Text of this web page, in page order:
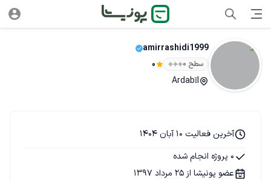
amirrashidi1999
سطح ۰ 0
Ardabīl
آخرین فعالیت 10 آبان 1404
0 پروژه انجام شده
عضو پونیشا از 25 مرداد 1397